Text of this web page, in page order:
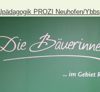
PROZI Neuhofen/Ybbs